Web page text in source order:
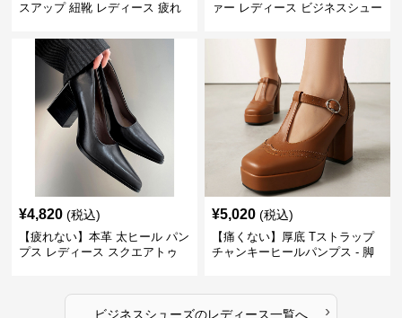
スアップ 紐靴 レディース 疲れ
ビジネスシューズ
ァー レディース ビジネスシュー
トゥ 疲れない スーツ
¥4,820 (税込)
【疲れない】本革 太ヒール パン
プス レディース スクエアトゥ
¥5,020 (税込)
【痛くない】厚底 Tストラップ
チャンキーヒールパンプス - 脚
ビジネスシューズのレディース一覧へ ›